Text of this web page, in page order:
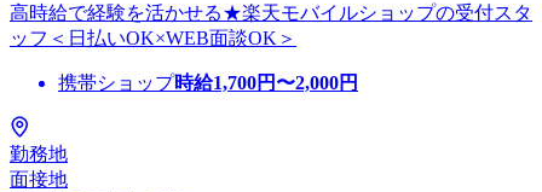
高時給で経験を活かせる★楽天モバイルショップの受付スタ
ッフ＜日払いOK×WEB面談OK＞
携帯ショップ時給1,700円〜2,000円
勤務地
面接地